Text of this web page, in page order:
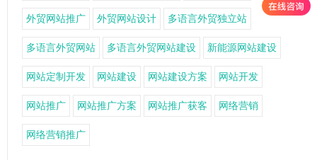
外贸网站推广 外贸网站设计 多语言外贸独立站
多语言外贸网站 多语言外贸网站建设 新能源网站建设
网站定制开发 网站建设 网站建设方案 网站开发
网站推广 网站推广方案 网站推广获客 网络营销
网络营销推广